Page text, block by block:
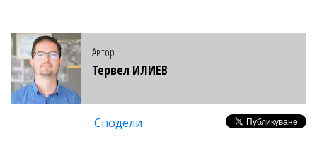
Автор
Тервел ИЛИЕВ
Сподели